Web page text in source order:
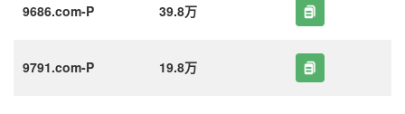
9686.com-P 39.8万
9791.com-P 19.8万